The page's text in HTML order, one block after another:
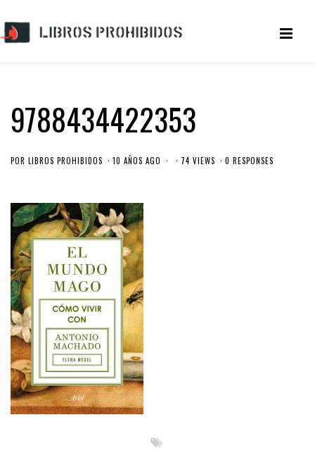
9788434422353
POR LIBROS PROHIBIDOS 10 AÑOS AGO 74 VIEWS 0 RESPONSES